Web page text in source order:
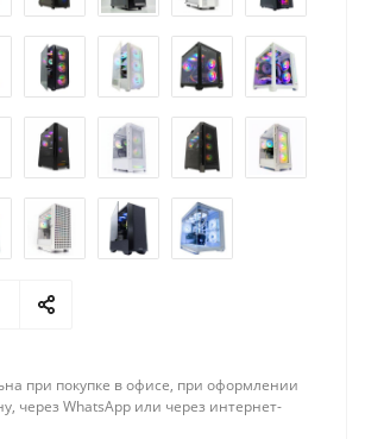
при покупке в офисе, при оформлении
через WhatsApp или через интернет-